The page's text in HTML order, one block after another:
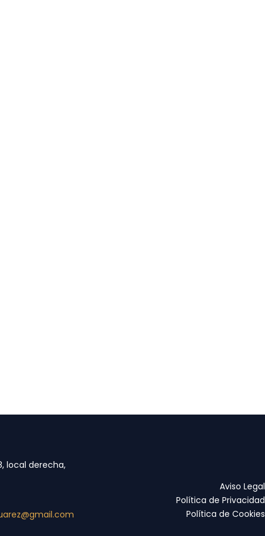
local derecha,
Aviso Legal
Política de Privacidad
Política de Cookies